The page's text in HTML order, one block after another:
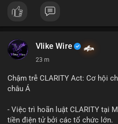
Vlike Wire
23 m
Chậm trễ CLARITY Act: Cơ hội
châu Á
- Việc trì hoãn luật CLARITY tại
tiền điện tử bởi các tổ chức lớn.